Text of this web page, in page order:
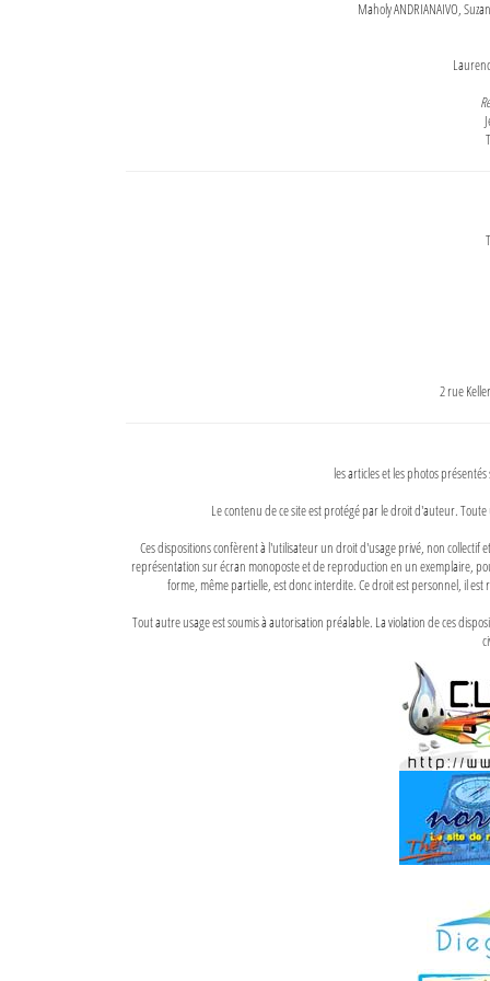
Maholy ANDRIANAIVO,
2 rue
les articles et les photos
Le contenu de ce site est protégé par le droit d'auteur.
Ces dispositions confèrent à l'utilisateur un droit d'usage privé, non
représentation sur écran monoposte et de reproduction en un exemplaire,
forme, même partielle, est donc interdite. Ce droit est personnel, il
Tout autre usage est soumis à autorisation préalable. La violation de ces